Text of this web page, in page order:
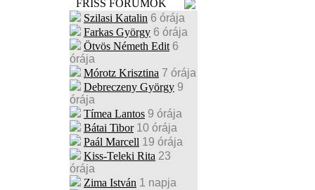
FRISS FÓRUMOK
Szilasi Katalin 6 órája
Farkas György 6 órája
Ötvös Németh Edit 6
órája
Mórotz Krisztina 7 órája
Debreczeny György 9
órája
Tímea Lantos 9 órája
Bátai Tibor 10 órája
Paál Marcell 19 órája
Kiss-Teleki Rita 23
órája
Zima István 1 napja